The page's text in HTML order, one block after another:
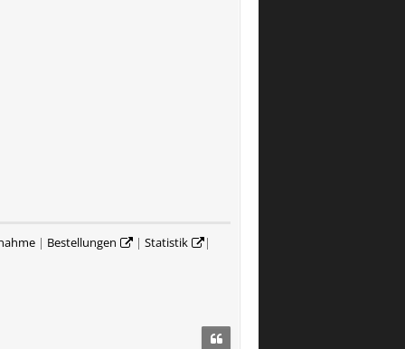
| Bestellungen | Statistik |